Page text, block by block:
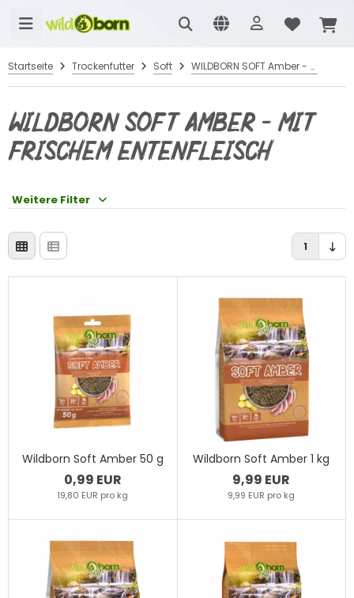
Startseite Trockenfutter Soft WILDBORN SOFT Amber - mit frischem Entenfleisch
WILDBORN SOFT Amber - mit
frischem Entenfleisch
Weitere Filter
1
Wildborn Soft Amber 50 g
0,99 EUR
19,80 EUR pro kg
Wildborn Soft Amber 1 kg
9,99 EUR
9,99 EUR pro kg